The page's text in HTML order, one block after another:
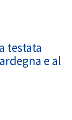
testata
e al